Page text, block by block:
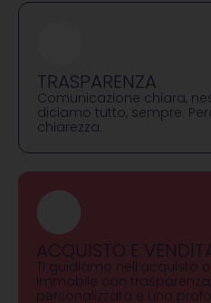
TRASPARENZA
Comunicazione chiara,
diciamo tutto, sempre.
chiarezza.
ACQUISTO E
Ti guidiamo nell’acquisto
immobile con
personalizzata e una